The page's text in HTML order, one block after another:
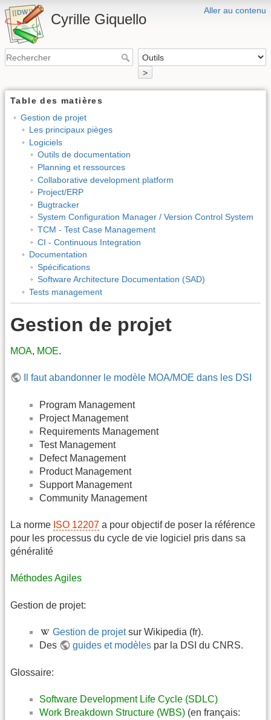
Aller au contenu
Cyrille Giquello
>
Table des matières
Gestion de projet
Les principaux pièges
Logiciels
Outils de documentation
Planning et ressources
Collaborative development platform
Project/ERP
Bugtracker
System Configuration Manager / Version Control System
TCM - Test Case Management
CI - Continuous Integration
Documentation
Spécifications
Software Architecture Documentation (SAD)
Tests management
Gestion de projet
MOA, MOE.
Il faut abandonner le modèle MOA/MOE dans les DSI
Program Management
Project Management
Requirements Management
Test Management
Defect Management
Product Management
Support Management
Community Management
La norme ISO 12207 a pour objectif de poser la référence
pour les processus du cycle de vie logiciel pris dans sa
généralité
Méthodes Agiles
Gestion de projet:
Gestion de projetsur Wikipedia (fr).
Des
guides et modèles par la DSI du CNRS.
Glossaire:
Software Development Life Cycle (SDLC)
Work Breakdown Structure (WBS) (en français: